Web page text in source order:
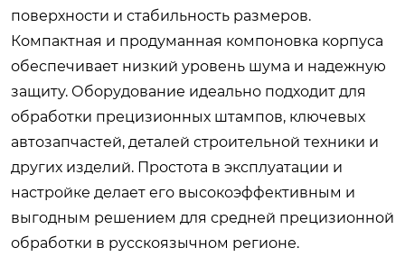
поверхности и стабильность размеров.
Компактная и продуманная компоновка корпуса
обеспечивает низкий уровень шума и надежную
защиту. Оборудование идеально подходит для
обработки прецизионных штампов, ключевых
автозапчастей, деталей строительной техники и
других изделий. Простота в эксплуатации и
настройке делает его высокоэффективным и
выгодным решением для средней прецизионной
обработки в русскоязычном регионе.